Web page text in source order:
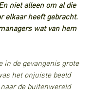
niet alleen om al die
elkaar heeft gebracht.
wat van hem
in de gevangenis grote
het onjuiste beeld
de buitenwereld